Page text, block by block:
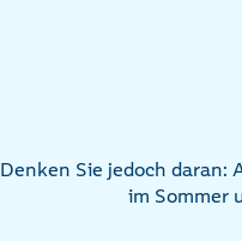
Denken Sie jedoch daran:
im Sommer